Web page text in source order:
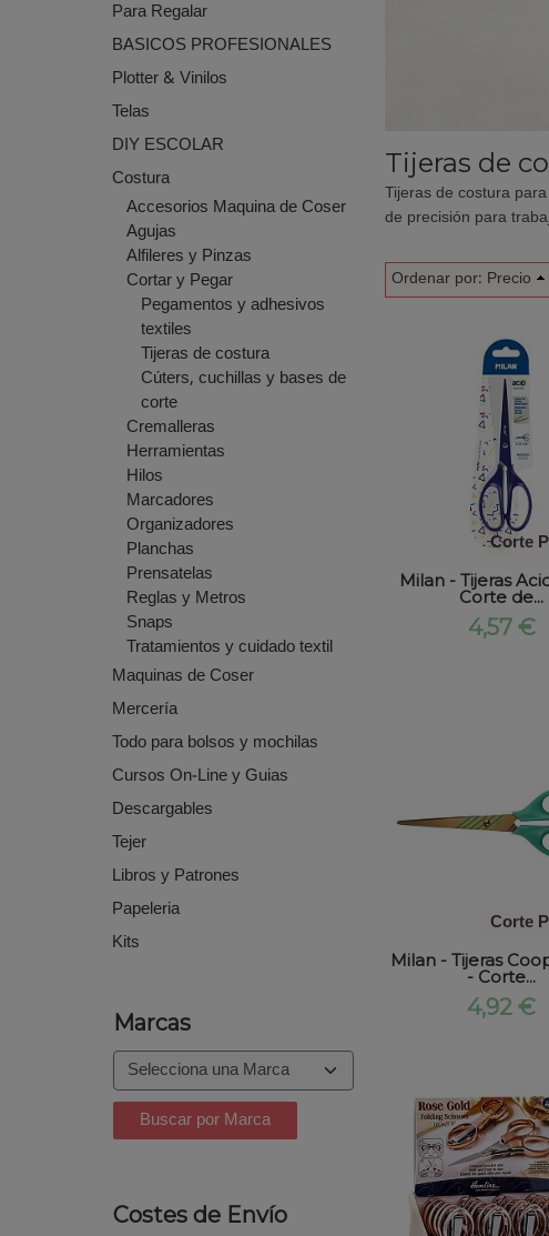
Para Regalar
BASICOS PROFESIONALES
Plotter & Vinilos
Telas
DIY ESCOLAR
Costura
Accesorios Maquina de Coser
Agujas
Alfileres y Pinzas
Cortar y Pegar
Pegamentos y adhesivos
textiles
Tijeras de costura
Cúters, cuchillas y bases de
corte
Cremalleras
Herramientas
Hilos
Marcadores
Organizadores
Planchas
Prensatelas
Reglas y Metros
Snaps
Tratamientos y cuidado textil
Maquinas de Coser
Mercería
Todo para bolsos y mochilas
Cursos On-Line y Guias
Descargables
Tejer
Libros y Patrones
Papeleria
Kits
Marcas
Costes de Envío
Tijeras de
Tijeras de costura
de precisión para
Ordenar por: Precio
Corte
Milan - Tijeras
Corte de...
4,57 €
Corte
Milan - Tijeras
- Corte...
4,92 €